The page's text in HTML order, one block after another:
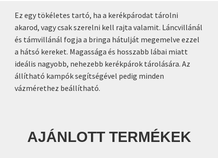
Ez egy tökéletes tartó, ha a kerékpárodat tárolni
akarod, vagy csak szerelni kell rajta valamit. Láncvillánál
és támvillánál fogja a bringa hátulját megemelve ezzel
a hátsó kereket. Magassága és hosszabb lábai miatt
ideális nagyobb, nehezebb kerékpárok tárolására. Az
állítható kampók segítségével pedig minden
vázmérethez beállítható.
AJÁNLOTT TERMÉKEK